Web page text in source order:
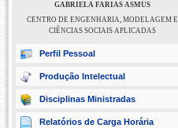
GABRIELA FARIAS ASMUS
CENTRO DE ENGENHARIA, MODELAGEM E
CIÊNCIAS SOCIAIS APLICADAS
Perfil Pessoal
Produção Intelectual
Disciplinas Ministradas
Relatórios de Carga Horária